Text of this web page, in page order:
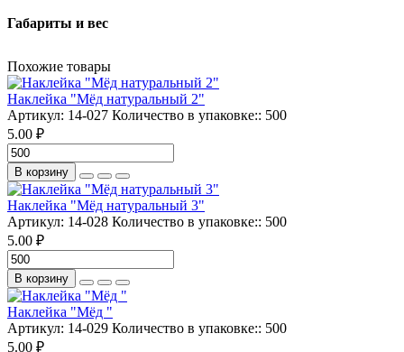
Габариты и вес
Похожие товары
Наклейка "Мёд натуральный 2"
Артикул: 14-027 Количество в упаковке:: 500
5.00 ₽
В корзину
Наклейка "Мёд натуральный 3"
Артикул: 14-028 Количество в упаковке:: 500
5.00 ₽
В корзину
Наклейка "Мёд "
Артикул: 14-029 Количество в упаковке:: 500
5.00 ₽